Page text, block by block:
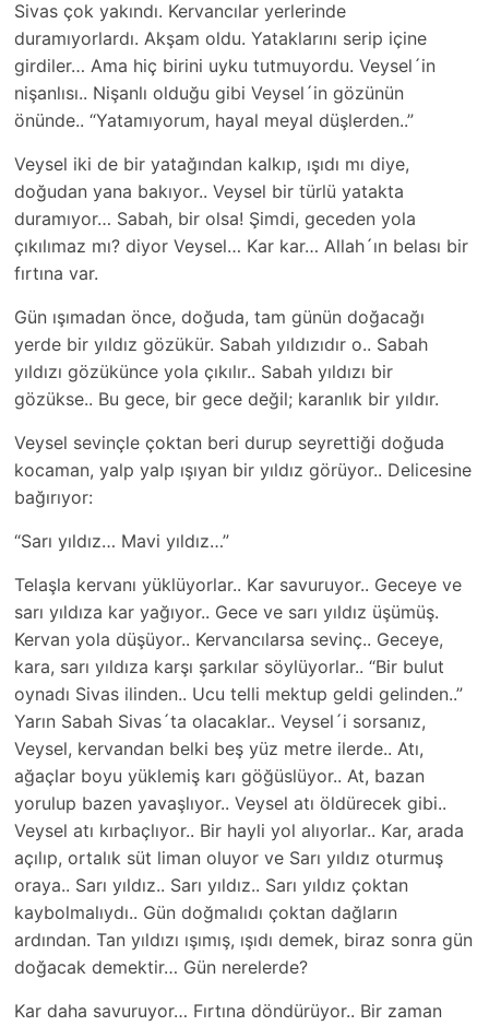
Sivas çok yakındı. Kervancılar yerlerinde
duramıyorlardı. Akşam oldu. Yataklarını serip içine
girdiler… Ama hiç birini uyku tutmuyordu. Veysel´in
nişanlısı.. Nişanlı olduğu gibi Veysel´in gözünün
önünde.. “Yatamıyorum, hayal meyal düşlerden..”
Veysel iki de bir yatağından kalkıp, ışıdı mı diye,
doğudan yana bakıyor.. Veysel bir türlü yatakta
duramıyor… Sabah, bir olsa! Şimdi, geceden yola
çıkılımaz mı? diyor Veysel… Kar kar… Allah´ın belası bir
fırtına var.
Gün ışımadan önce, doğuda, tam günün doğacağı
yerde bir yıldız gözükür. Sabah yıldızıdır o.. Sabah
yıldızı gözükünce yola çıkılır.. Sabah yıldızı bir
gözükse.. Bu gece, bir gece değil; karanlık bir yıldır.
Veysel sevinçle çoktan beri durup seyrettiği doğuda
kocaman, yalp yalp ışıyan bir yıldız görüyor.. Delicesine
bağırıyor:
“Sarı yıldız… Mavi yıldız…”
Telaşla kervanı yüklüyorlar.. Kar savuruyor.. Geceye ve
sarı yıldıza kar yağıyor.. Gece ve sarı yıldız üşümüş.
Kervan yola düşüyor.. Kervancılarsa sevinç.. Geceye,
kara, sarı yıldıza karşı şarkılar söylüyorlar.. “Bir bulut
oynadı Sivas ilinden.. Ucu telli mektup geldi gelinden..”
Yarın Sabah Sivas´ta olacaklar.. Veysel´i sorsanız,
Veysel, kervandan belki beş yüz metre ilerde.. Atı,
ağaçlar boyu yüklemiş karı göğüslüyor.. At, bazan
yorulup bazen yavaşlıyor.. Veysel atı öldürecek gibi..
Veysel atı kırbaçlıyor.. Bir hayli yol alıyorlar.. Kar, arada
açılıp, ortalık süt liman oluyor ve Sarı yıldız oturmuş
oraya.. Sarı yıldız.. Sarı yıldız.. Sarı yıldız çoktan
kaybolmalıydı.. Gün doğmalıdı çoktan dağların
ardından. Tan yıldızı ışımış, ışıdı demek, biraz sonra gün
doğacak demektir… Gün nerelerde?
Kar daha savuruyor… Fırtına döndürüyor.. Bir zaman